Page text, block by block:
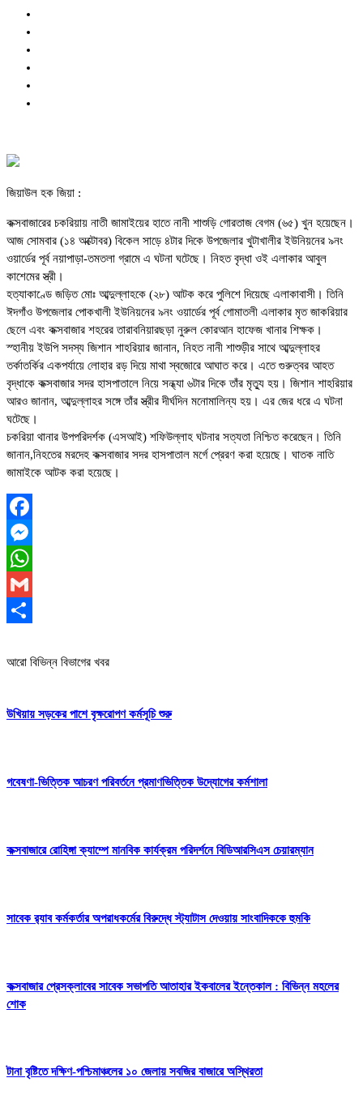
জিয়াউল হক জিয়া :
কক্সবাজারের চকরিয়ায় নাতী জামাইয়ের হাতে নানী শাশুড়ি গোরতাজ বেগম (৬৫) খুন হয়েছেন।
আজ সোমবার (১৪ অক্টোবর) বিকেল সাড়ে ৪টার দিকে উপজেলার খুটাখালীর ইউনিয়নের ৯নং
ওয়ার্ডের পূর্ব নয়াপাড়া-তমতলা গ্রামে এ ঘটনা ঘটেছে। নিহত বৃদ্ধা ওই এলাকার আবুল
কাশেমের স্ত্রী।
হত্যাকাণ্ডে জড়িত মোঃ আব্দুল্লাহকে (২৮) আটক করে পুলিশে দিয়েছে এলাকাবাসী। তিনি
ঈদগাঁও উপজেলার পোকখালী ইউনিয়নের ৯নং ওয়ার্ডের পূর্ব গোমাতলী এলাকার মৃত জাকরিয়ার
ছেলে এবং কক্সবাজার শহরের তারাবনিয়ারছড়া নুরুল কোরআন হাফেজ খানার শিক্ষক।
স্হানীয় ইউপি সদস্য জিশান শাহরিয়ার জানান, নিহত নানী শাশুড়ীর সাথে আব্দুল্লাহর
তর্কাতর্কির একপর্যায়ে লোহার রড় দিয়ে মাথা স্বজোরে আঘাত করে। এতে গুরুত্বর আহত
বৃদ্ধাকে কক্সবাজার সদর হাসপাতালে নিয়ে সন্ধ্যা ৬টার দিকে তাঁর মৃত্যু হয়। জিশান শাহরিয়ার
আরও জানান, আব্দুল্লাহর সঙ্গে তাঁর স্ত্রীর দীর্ঘদিন মনোমালিন্য হয়। এর জের ধরে এ ঘটনা
ঘটেছে।
চকরিয়া থানার উপপরিদর্শক (এসআই) শফিউল্লাহ ঘটনার সত্যতা নিশ্চিত করেছেন। তিনি
জানান,নিহতের মরদেহ কক্সবাজার সদর হাসপাতাল মর্গে প্রেরণ করা হয়েছে। ঘাতক নাতি
জামাইকে আটক করা হয়েছে।
Facebook
Messenger
WhatsApp
Gmail
আরো বিভিন্ন বিভাগের খবর
উখিয়ায় সড়কের পাশে বৃক্ষরোপণ কর্মসূচি শুরু
গবেষণা-ভিত্তিক আচরণ পরিবর্তনে প্রমাণভিত্তিক উদ্যোগের কর্মশালা
কক্সবাজারে রোহিঙ্গা ক্যাম্পে মানবিক কার্যক্রম পরিদর্শনে বিডিআরসিএস চেয়ারম্যান
সাবেক র‍্যাব কর্মকর্তার অপরাধকর্মের বিরুদ্ধে স্ট্যাটাস দেওয়ায় সাংবাদিককে হুমকি
কক্সবাজার প্রেসক্লাবের সাবেক সভাপতি আতাহার ইকবালের ইন্তেকাল : বিভিন্ন মহলের
শোক
টানা বৃষ্টিতে দক্ষিণ-পশ্চিমাঞ্চলের ১০ জেলায় সবজির বাজারে অস্থিরতা